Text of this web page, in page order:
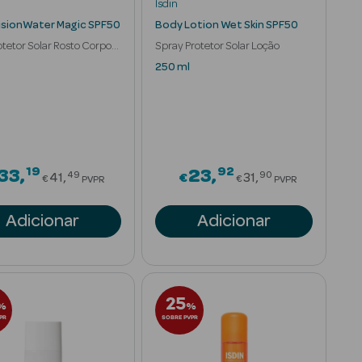
Magic SPF50
Solar Rosto Corpo
19Price reduced from
€ 41 49 PVPR
Adicionar
Isdin
Body Lotion Wet Skin SPF50
Spray Protetor Solar Loção
250 ml
€23 92Price reduced
€31 90 PVPR
Adicionar
25%
SOBRE PVPR